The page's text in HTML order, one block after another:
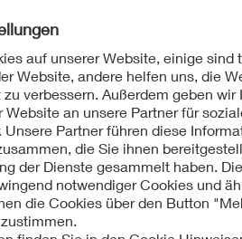
hohe Interferenzanfälligkeit (900-
erfüllt hohe
Bedingungen das Netz
Service-Based Architecture
SIL 4-Zertifizierung,
Übernahme bei Ausfällen.